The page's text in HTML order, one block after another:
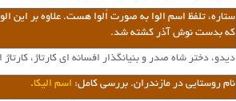
ستاره، تلفظ اسم الوا به صورت اُلوا هست. علاوه بر این
که بدست نوش آذر کشته شد.
دیدو، دختر شاه صدر و بنیانگذار افسانه ای کارتاژ،
نام روستایی در مازندران. بررسی کامل: اسم الیکا.